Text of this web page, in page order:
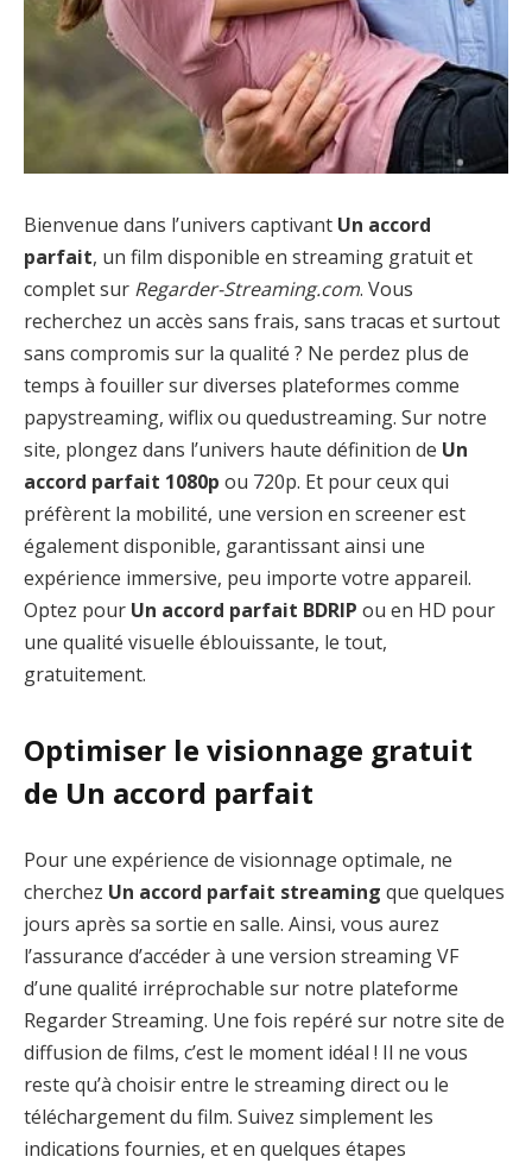
Bienvenue dans l’univers captivant Un accord
parfait, un film disponible en streaming gratuit et
complet sur Regarder-Streaming.com. Vous
recherchez un accès sans frais, sans tracas et surtout
sans compromis sur la qualité ? Ne perdez plus de
temps à fouiller sur diverses plateformes comme
papystreaming, wiflix ou quedustreaming. Sur notre
site, plongez dans l’univers haute définition de Un
accord parfait 1080p ou 720p. Et pour ceux qui
préfèrent la mobilité, une version en screener est
également disponible, garantissant ainsi une
expérience immersive, peu importe votre appareil.
Optez pour Un accord parfait BDRIP ou en HD pour
une qualité visuelle éblouissante, le tout,
gratuitement.
Optimiser le visionnage gratuit
de Un accord parfait
Pour une expérience de visionnage optimale, ne
cherchez Un accord parfait streaming que quelques
jours après sa sortie en salle. Ainsi, vous aurez
l’assurance d’accéder à une version streaming VF
d’une qualité irréprochable sur notre plateforme
Regarder Streaming. Une fois repéré sur notre site de
diffusion de films, c’est le moment idéal ! Il ne vous
reste qu’à choisir entre le streaming direct ou le
téléchargement du film. Suivez simplement les
indications fournies, et en quelques étapes